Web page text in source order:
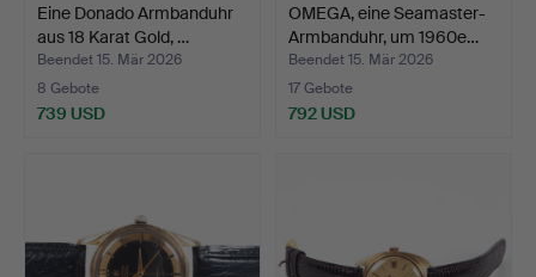
Eine Donado Armbanduhr
aus 18 Karat Gold, …
Beendet 15. Mär 2026
8 Gebote
739 USD
OMEGA, eine Seamaster-
Armbanduhr, um 1960e…
Beendet 15. Mär 2026
17 Gebote
792 USD